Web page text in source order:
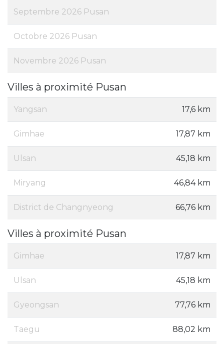
Septembre 2026 Pusan
Octobre 2026 Pusan
Novembre 2026 Pusan
Villes à proximité Pusan
Yangsan 17,6 km
Gimhae 17,87 km
Ulsan 45,18 km
Miryang 46,84 km
District de Changnyeong 66,76 km
Villes à proximité Pusan
Gimhae 17,87 km
Ulsan 45,18 km
Gyeongsan 77,76 km
Taegu 88,02 km